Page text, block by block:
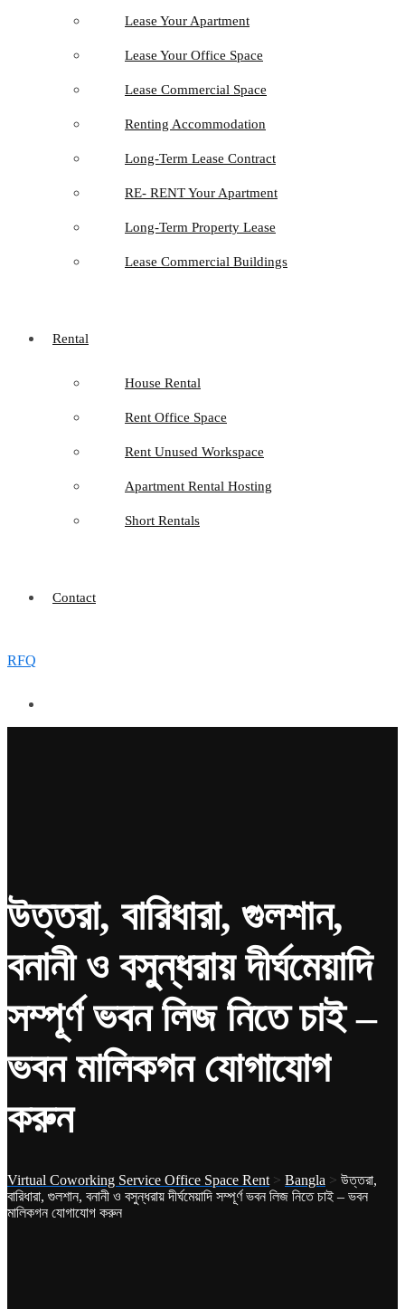
Lease Your Apartment
Lease Your Office Space
Lease Commercial Space
Renting Accommodation
Long-Term Lease Contract
RE- RENT Your Apartment
Long-Term Property Lease
Lease Commercial Buildings
Rental
House Rental
Rent Office Space
Rent Unused Workspace
Apartment Rental Hosting
Short Rentals
Contact
RFQ
উত্তরা, বারিধারা, গুলশান,
বনানী ও বসুন্ধরায় দীর্ঘমেয়াদি
সম্পূর্ণ ভবন লিজ নিতে চাই –
ভবন মালিকগন যোগাযোগ
করুন
Virtual Coworking Service Office Space Rent > Bangla > উত্তরা,
বারিধারা, গুলশান, বনানী ও বসুন্ধরায় দীর্ঘমেয়াদি সম্পূর্ণ ভবন লিজ নিতে চাই – ভবন
মালিকগন যোগাযোগ করুন